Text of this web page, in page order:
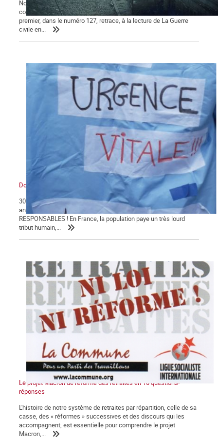
Notre journal La Commune propose à ses lecteurs deux dossiers
consacrés au 150e anniversaire de la Commune de Paris : le
premier, dans le numéro 127, retrace, à la lecture de La Guerre
civile en...
Dossier santé
30 004 morts : le bilan du COVID-19 en Franceest le résultat de 40
ans d'attaques de l'hôpital public !TOUS COUPABLES ET
RESPONSABLES ! En France, la population paye un très lourd
tribut humain,...
Le projet Macron de réforme des retraites en 10 questions-
réponses
L'histoire de notre système de retraites par répartition, celle de sa
casse, des « réformes » successives et des discours qui les
accompagnent, est essentielle pour comprendre le projet
Macron,...